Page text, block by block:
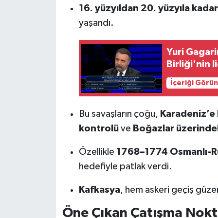
16. yüzyıldan 20. yüzyıla kadar
yaşandı.
Yuri
Birliği'nin
İçeriği
Bu savaşların çoğu,
kontrolüve Boğazlar
Özellikle 1768–1774 Osmanlı-
hedefiyle patlak verdi.
Kafkasya, hem askeri geçiş
Öne Çıkan Çatışma